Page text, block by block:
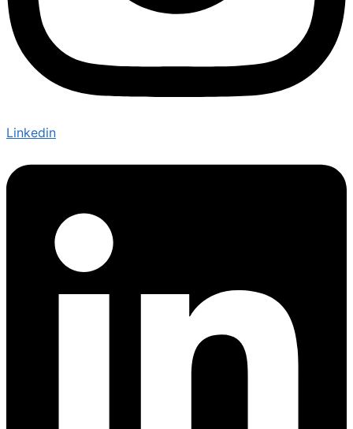
Linkedin